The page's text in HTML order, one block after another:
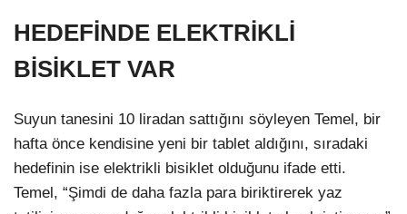
HEDEFİNDE ELEKTRİKLİ
BİSİKLET VAR
Suyun tanesini 10 liradan sattığını söyleyen Temel, bir
hafta önce kendisine yeni bir tablet aldığını, sıradaki
hedefinin ise elektrikli bisiklet olduğunu ifade etti.
Temel, “Şimdi de daha fazla para biriktirerek yaz